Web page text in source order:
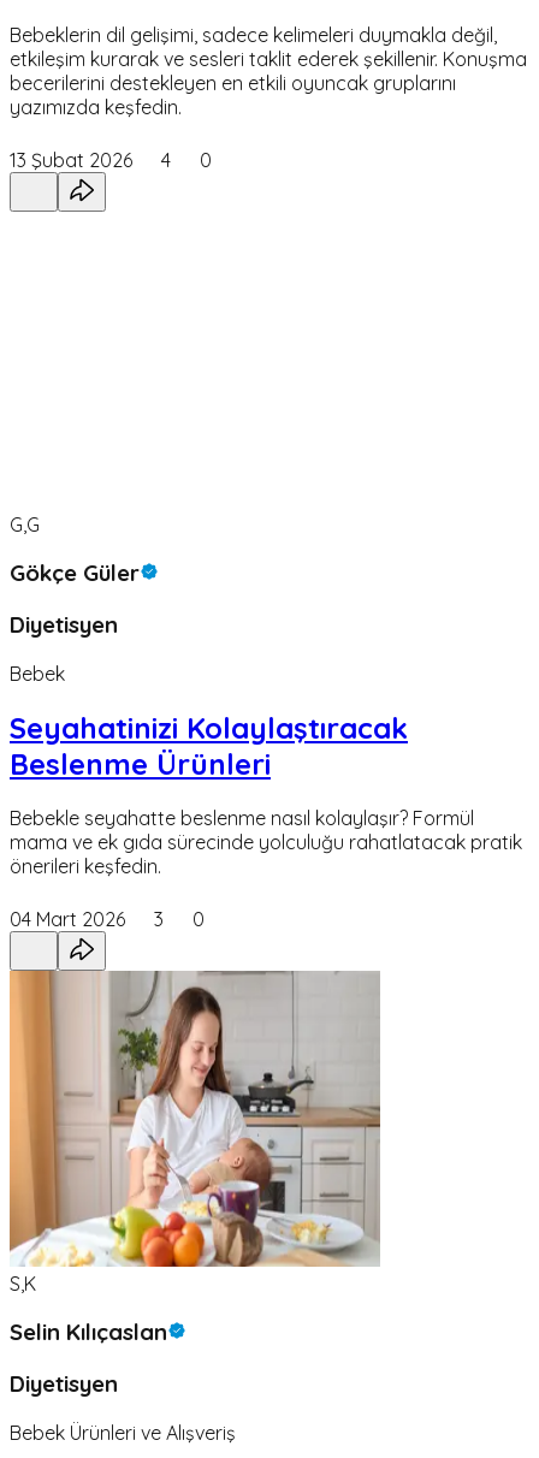
Bebeklerin dil gelişimi, sadece kelimeleri duymakla değil,
etkileşim kurarak ve sesleri taklit ederek şekillenir. Konuşma
becerilerini destekleyen en etkili oyuncak gruplarını
yazımızda keşfedin.
13 Şubat 2026 4 0
G,G
Gökçe Güler
Diyetisyen
Bebek
Seyahatinizi Kolaylaştıracak
Beslenme Ürünleri
Bebekle seyahatte beslenme nasıl kolaylaşır? Formül
mama ve ek gıda sürecinde yolculuğu rahatlatacak pratik
önerileri keşfedin.
04 Mart 2026 3 0
S,K
Selin Kılıçaslan
Diyetisyen
Bebek Ürünleri ve Alışveriş